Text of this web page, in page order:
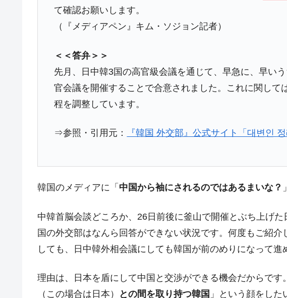
Fact1 セレクトセールの高額取引馬が稼いだ金額とは？
て確認お願いします。
（『メディアペン』キム・ソジョン記者）
＜＜答弁＞＞
先月、日中韓3国の高官級会議を通じて、早急に、早い
官会議を開催することで合意されました。これに関して
程を調整しています。
⇒参照・引用元： 『韓国 外交部』公式サイト「대변인
韓国のメディアに「 中国から袖にされるのではあるまいな？
中韓首脳会談どころか、26日前後に釜山で開催とぶち上げ
国の外交部はなんら回答ができない状況です。何度もご紹
しても、日中韓外相会議にしても韓国が前のめりになって進
理由は、日本を盾にして中国と交渉ができる機会だからです
（この場合は日本）
との間を取り持つ韓国 」という顔をした